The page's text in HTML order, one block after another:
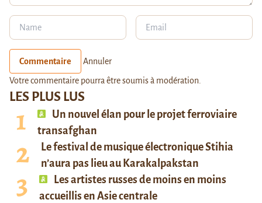
LES PLUS LUS
Un nouvel élan pour le projet ferroviaire
transafghan
Le festival de musique électronique Stihia
n’aura pas lieu au Karakalpakstan
Les artistes russes de moins en moins
accueillis en Asie centrale
Commentaire Annuler
Votre commentaire pourra être soumis à modération.